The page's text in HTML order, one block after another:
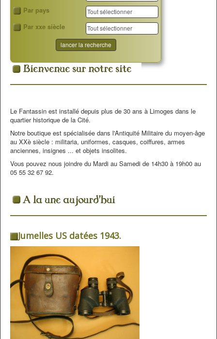
Par pays
Par xxe siècle
Le Fantassin est installé depuis plus de 30 ans à Limoges dans le
quartier historique de la Cité.
Notre boutique est spécialisée dans l'Antiquité Militaire du moyen-âge
au XXè siècle : militaria, uniformes, casques, coiffures, armes
anciennes, insignes ... et objets insolites.
Vous pouvez nous joindre du Mardi au Samedi de 14h30 à 19h00 au
05 55 32 67 92.
Jumelles US datées 1943.